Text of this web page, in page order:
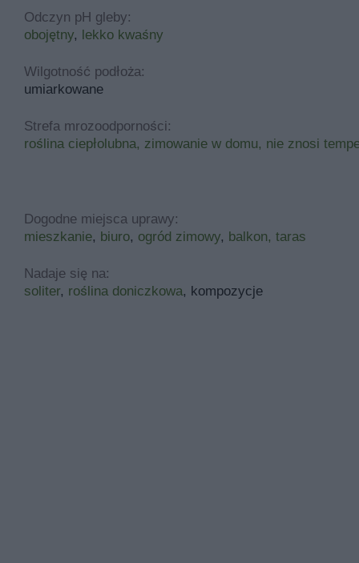
Odczyn pH gleby:
obojętny, lekko kwaśny
Wilgotność podłoża:
umiarkowane
Strefa mrozoodporności:
roślina ciepłolubna, zimowanie w domu, nie znosi
Dogodne miejsca uprawy:
mieszkanie, biuro, ogród zimowy, balkon, taras
Nadaje się na:
soliter, roślina doniczkowa, kompozycje